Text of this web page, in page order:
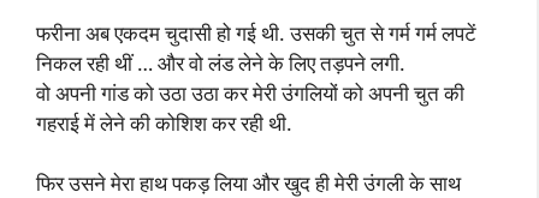
फरीना अब एकदम चुदासी हो गई थी. उसकी चुत से गर्म गर्म लपटें
निकल रही थीं … और वो लंड लेने के लिए तड़पने लगी.
वो अपनी गांड को उठा उठा कर मेरी उंगलियों को अपनी चुत की
गहराई में लेने की कोशिश कर रही थी.
फिर उसने मेरा हाथ पकड़ लिया और खुद ही मेरी उंगली के साथ